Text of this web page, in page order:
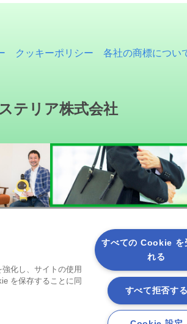
クッキーポリシー 各社の商標につい
テリア株式会社
ソーシャルメディア
化し、サイトの使用
を保存することに同
すべての Cookie を
れる
すべて拒否する